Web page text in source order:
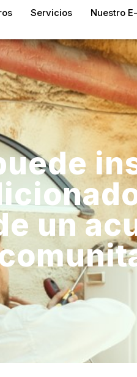
Servicios Nuestro
un